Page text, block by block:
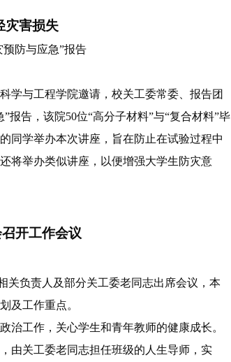
灾害损失
防与应急”报告
学与工程学院邀请，校关工委常委、报告团
”报告，该院50位“高分子材料”与“复合材料”毕
同学举办本次讲座，旨在防止在试验过程中
将举办类似讲座，以便增强大学生防灾意
开工作会议
关负责人及部分关工委老同志出席会议，本
及工作重点。
治工作，关心学生和青年教师的健康成长。
由关工委老同志担任班级的人生导师，实